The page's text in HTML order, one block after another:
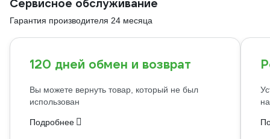
Сервисное обслуживание
Гарантия производителя 24 месяца
120 дней обмен и возврат
Вы можете вернуть товар, который не был
использован
Подробнее